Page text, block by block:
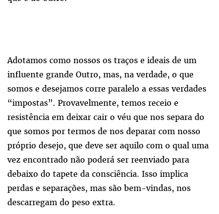
Adotamos como nossos os traços e ideais de um
influente grande Outro, mas, na verdade, o que
somos e desejamos corre paralelo a essas verdades
“impostas”. Provavelmente, temos receio e
resistência em deixar cair o véu que nos separa do
que somos por termos de nos deparar com nosso
próprio desejo, que deve ser aquilo com o qual uma
vez encontrado não poderá ser reenviado para
debaixo do tapete da consciência. Isso implica
perdas e separações, mas são bem-vindas, nos
descarregam do peso extra.